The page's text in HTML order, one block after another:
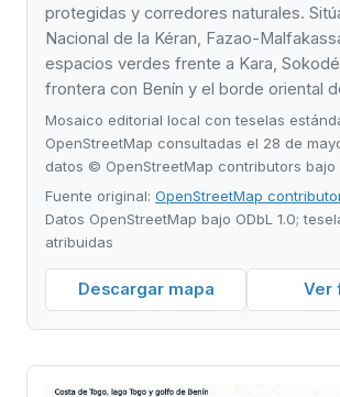
protegidas y corredores naturales.
Nacional de la Kéran, Fazao-
espacios verdes frente a Kara,
frontera con Benín y el borde oriental
Mosaico editorial local con teselas
OpenStreetMap consultadas el 28 de
datos © OpenStreetMap contributors bajo
Fuente original: OpenStreetMap
Datos OpenStreetMap bajo ODbL 1.0;
atribuidas
Descargar mapa Ver